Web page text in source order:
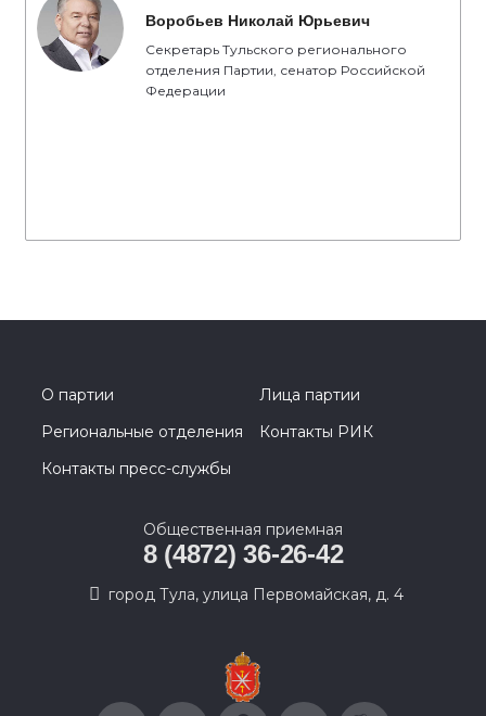
Воробьев Николай Юрьевич
Секретарь Тульского регионального
отделения Партии, сенатор Российской
Федерации
О партии
Лица партии
Региональные отделения
Контакты РИК
Контакты пресс-службы
Общественная приемная
8 (4872) 36-26-42
город Тула, улица Первомайская, д. 4